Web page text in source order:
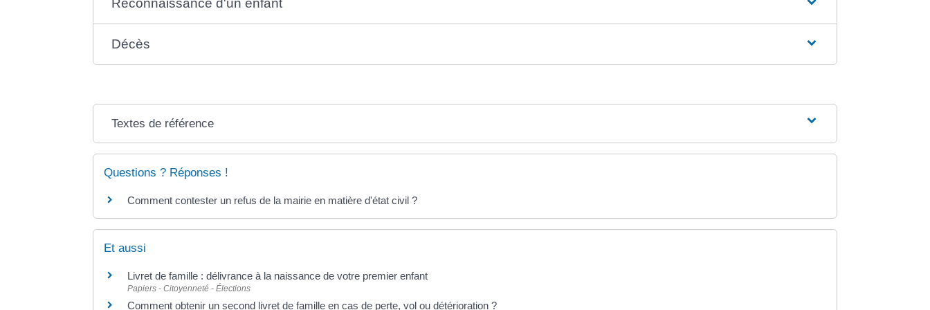
Reconnaissance d'un enfant
Décès
Textes de référence
Questions ? Réponses !
Comment contester un refus de la mairie en matière d'état civil ?
Et aussi
Livret de famille : délivrance à la naissance de votre premier enfant
Papiers - Citoyenneté - Élections
Comment obtenir un second livret de famille en cas de perte, vol ou détérioration ?